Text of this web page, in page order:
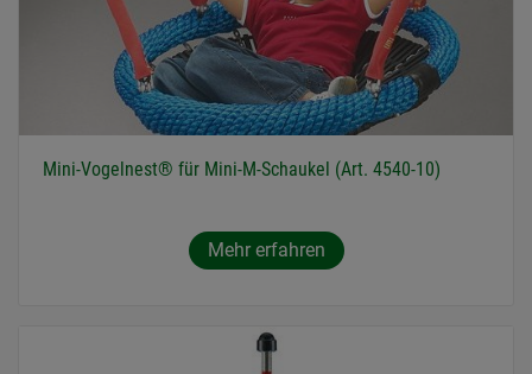
Mini-Vogelnest® für Mini-M-Schaukel (Art. 4540-10)
Mehr erfahren